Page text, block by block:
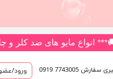
180 مدل متنوع *** جدیدترین و بیشترین تنوع بادی‌های
7743005 0919
ورود/